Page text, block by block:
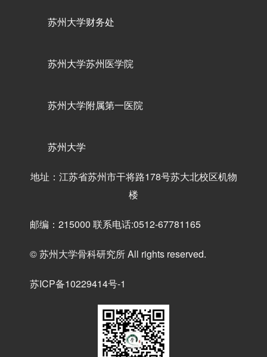
苏州大学财务处
苏州大学苏州医学院
苏州大学附属第一医院
苏州大学
地址：江苏省苏州市干将路178号苏大北校区机物
楼
邮编：215000 联系电话:0512-67781165
© 苏州大学骨科研究所 All rights reserved.
苏ICP备10229414号-1